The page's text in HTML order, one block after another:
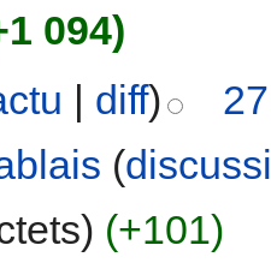
094)
| diff)
(
(+101)